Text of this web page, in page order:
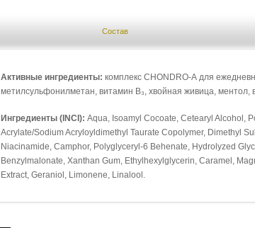
Состав
Активные ингредиенты: комплекс CHONDRO-А для
метилсульфонилметан, витамин B₃, хвойная живица,
Ингредиенты (INCI): Aqua, Isoamyl Cocoate, Cetearyl Alcohol,
Acrylate/Sodium Acryloyldimethyl Taurate Copolymer, Dimethyl
Niacinamide, Camphor, Polyglyceryl-6 Behenate, Hydrolyzed
Benzylmalonate, Xanthan Gum, Ethylhexylglycerin, Caramel,
Extract, Geraniol, Limonene, Linalool.